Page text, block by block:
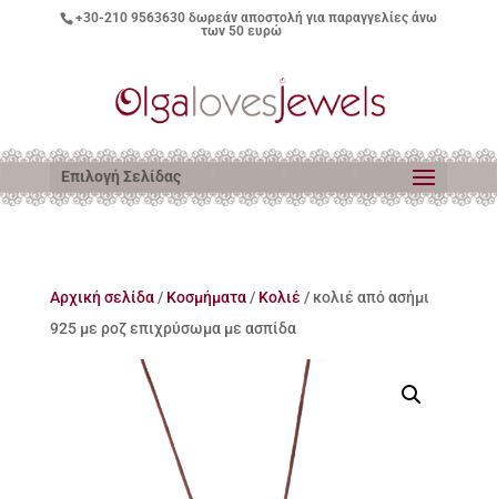
+30-210 9563630δωρεάν αποστολή για παραγγελίες άνω
των 50 ευρώ
Επιλογή Σελίδας
Αρχική σελίδα/ Κοσμήματα/ Κολιέ / κολιέ από ασήμι
925 με ροζ επιχρύσωμα με ασπίδα